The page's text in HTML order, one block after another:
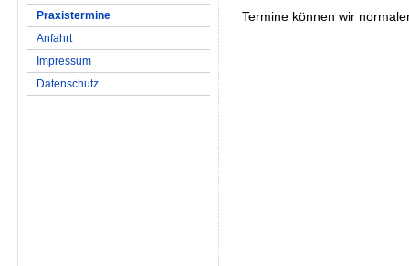
Praxistermine
Anfahrt
Impressum
Datenschutz
Termine können wir